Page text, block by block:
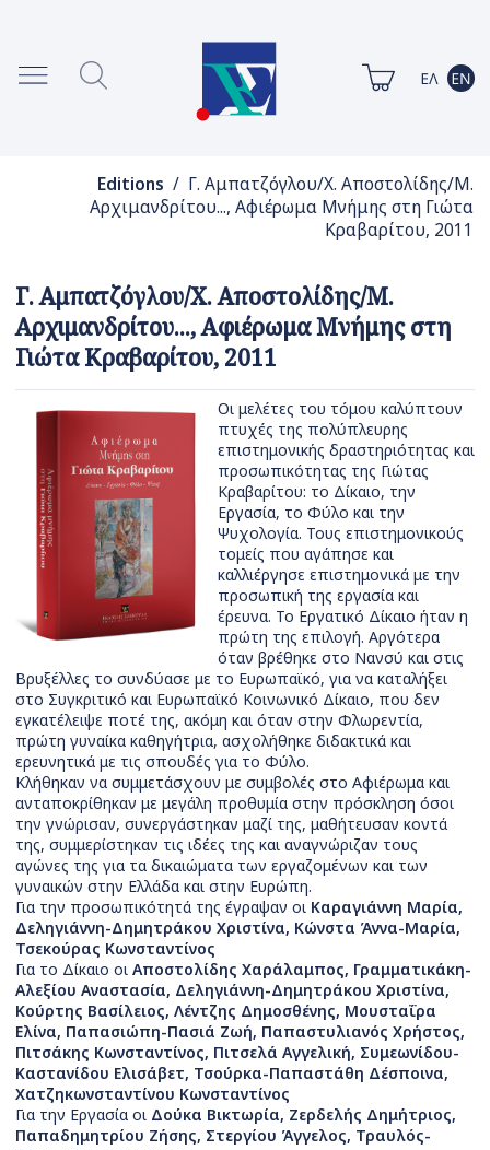
Editions / Γ. Αμπατζόγλου/Χ. Αποστολίδης/Μ.
Αρχιμανδρίτου..., Αφιέρωμα Μνήμης στη Γιώτα
Κραβαρίτου, 2011
Γ. Αμπατζόγλου/Χ. Αποστολίδης/Μ.
Αρχιμανδρίτου..., Αφιέρωμα Μνήμης στη
Γιώτα Κραβαρίτου, 2011
Οι μελέτες του τόμου καλύπτουν
πτυχές της πολύπλευρης
επιστημονικής δραστηριότητας και
προσωπικότητας της Γιώτας
Κραβαρίτου: το Δίκαιο, την
Εργασία, το Φύλο και την
Ψυχολογία. Τους επιστημονικούς
τομείς που αγάπησε και
καλλιέργησε επιστημονικά με την
προσωπική της εργασία και
έρευνα. Το Εργατικό Δίκαιο ήταν η
πρώτη της επιλογή. Αργότερα
όταν βρέθηκε στο Νανσύ και στις
Βρυξέλλες το συνδύασε με το Ευρωπαϊκό, για να καταλήξει
στο Συγκριτικό και Ευρωπαϊκό Κοινωνικό Δίκαιο, που δεν
εγκατέλειψε ποτέ της, ακόμη και όταν στην Φλωρεντία,
πρώτη γυναίκα καθηγήτρια, ασχολήθηκε διδακτικά και
ερευνητικά με τις σπουδές για το Φύλο.
Κλήθηκαν να συμμετάσχουν με συμβολές στο Αφιέρωμα και
ανταποκρίθηκαν με μεγάλη προθυμία στην πρόσκληση όσοι
την γνώρισαν, συνεργάστηκαν μαζί της, μαθήτευσαν κοντά
της, συμμερίστηκαν τις ιδέες της και αναγνώριζαν τους
αγώνες της για τα δικαιώματα των εργαζομένων και των
γυναικών στην Ελλάδα και στην Ευρώπη.
Για την προσωπικότητά της έγραψαν οι Καραγιάννη Μαρία,
Δεληγιάννη-Δημητράκου Χριστίνα, Κώνστα Άννα-Μαρία,
Τσεκούρας Κωνσταντίνος
Για το Δίκαιο οι Αποστολίδης Χαράλαμπος, Γραμματικάκη-
Αλεξίου Αναστασία, Δεληγιάννη-Δημητράκου Χριστίνα,
Κούρτης Βασίλειος, Λέντζης Δημοσθένης, Μουσταΐρα
Ελίνα, Παπασιώπη-Πασιά Ζωή, Παπαστυλιανός Χρήστος,
Πιτσάκης Κωνσταντίνος, Πιτσελά Αγγελική, Συμεωνίδου-
Καστανίδου Ελισάβετ, Τσούρκα-Παπαστάθη Δέσποινα,
Χατζηκωνσταντίνου Κωνσταντίνος
Για την Εργασία οι Δούκα Βικτωρία, Ζερδελής Δημήτριος,
Παπαδημητρίου Ζήσης, Στεργίου Άγγελος, Τραυλός-